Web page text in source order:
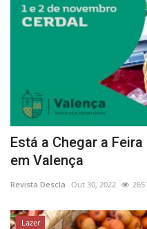
Ficha técnica
Ambiente
Está a Chegar a
em Valença
Revista Descla Out 30, 2022 2651
Lazer